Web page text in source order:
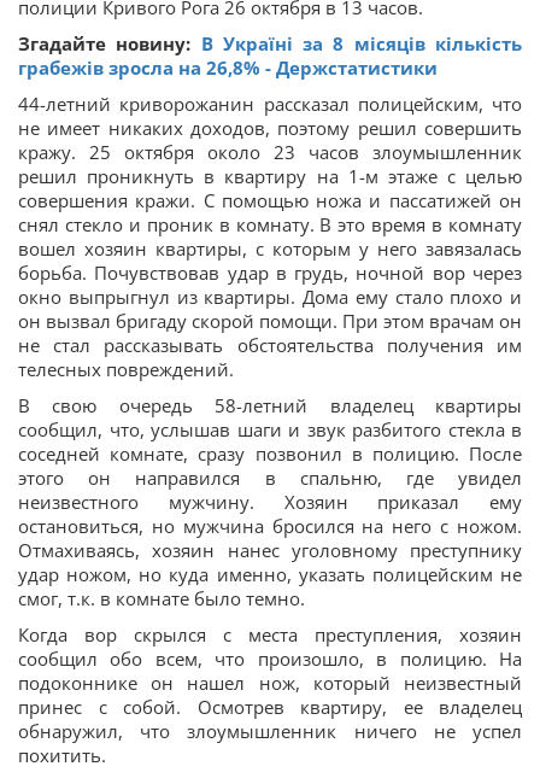
полиции Кривого Рога 26 октября в 13 часов.
Згадайте новину: В Україні за 8 місяців кількість
грабежів зросла на 26,8% - Держстатистики
44-летний криворожанин рассказал полицейским, что
не имеет никаких доходов, поэтому решил совершить
кражу. 25 октября около 23 часов злоумышленник
решил проникнуть в квартиру на 1-м этаже с целью
совершения кражи. С помощью ножа и пассатижей он
снял стекло и проник в комнату. В это время в комнату
вошел хозяин квартиры, с которым у него завязалась
борьба. Почувствовав удар в грудь, ночной вор через
окно выпрыгнул из квартиры. Дома ему стало плохо и
он вызвал бригаду скорой помощи. При этом врачам он
не стал рассказывать обстоятельства получения им
телесных повреждений.
В свою очередь 58-летний владелец квартиры
сообщил, что, услышав шаги и звук разбитого стекла в
соседней комнате, сразу позвонил в полицию. После
этого он направился в спальню, где увидел
неизвестного мужчину. Хозяин приказал ему
остановиться, но мужчина бросился на него с ножом.
Отмахиваясь, хозяин нанес уголовному преступнику
удар ножом, но куда именно, указать полицейским не
смог, т.к. в комнате было темно.
Когда вор скрылся с места преступления, хозяин
сообщил обо всем, что произошло, в полицию. На
подоконнике он нашел нож, который неизвестный
принес с собой. Осмотрев квартиру, ее владелец
обнаружил, что злоумышленник ничего не успел
похитить.